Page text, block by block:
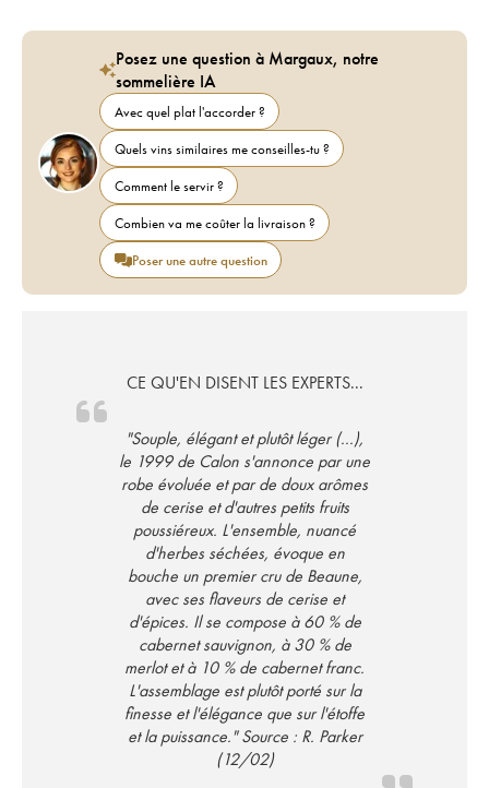
Posez une question à Margaux, notre
sommelière IA
Avec quel plat l'accorder ?
Quels vins similaires me conseilles-tu ?
Comment le servir ?
Combien va me coûter la livraison ?
Poser une autre question
CE QU'EN DISENT LES EXPERTS...
"Souple, élégant et plutôt léger (...),
le 1999 de Calon s'annonce par une
robe évoluée et par de doux arômes
de cerise et d'autres petits fruits
poussiéreux. L'ensemble, nuancé
d'herbes séchées, évoque en
bouche un premier cru de Beaune,
avec ses flaveurs de cerise et
d'épices. Il se compose à 60 % de
cabernet sauvignon, à 30 % de
merlot et à 10 % de cabernet franc.
L'assemblage est plutôt porté sur la
finesse et l'élégance que sur l'étoffe
et la puissance." Source : R. Parker
(12/02)